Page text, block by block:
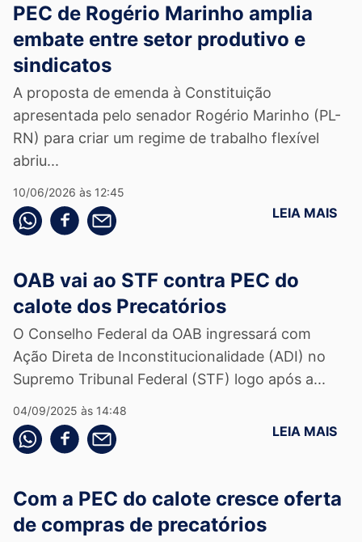
PEC de Rogério Marinho amplia
embate entre setor produtivo e
sindicatos
A proposta de emenda à Constituição
apresentada pelo senador Rogério Marinho (PL-
RN) para criar um regime de trabalho flexível
abriu...
10/06/2026 às 12:45
Compartilhe pelo whatsapp
Compartilhar no facebook
Compartilhe pelo email LEIA MAIS
OAB vai ao STF contra PEC do
calote dos Precatórios
O Conselho Federal da OAB ingressará com
Ação Direta de Inconstitucionalidade (ADI) no
Supremo Tribunal Federal (STF) logo após a...
04/09/2025 às 14:48
Compartilhe pelo whatsapp
Compartilhar no facebook
Compartilhe pelo email LEIA MAIS
Com a PEC do calote cresce oferta
de compras de precatórios